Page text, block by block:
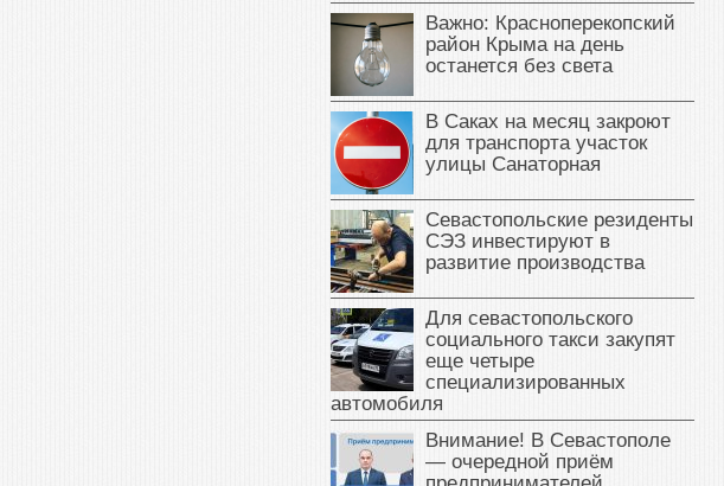
Важно: Красноперекопский
район Крыма на день
останется без света
В Саках на месяц закроют
для транспорта участок
улицы Санаторная
Севастопольские резиденты
СЭЗ инвестируют в
развитие производства
Для севастопольского
социального такси закупят
еще четыре
специализированных
автомобиля
Внимание! В Севастополе
— очередной приём